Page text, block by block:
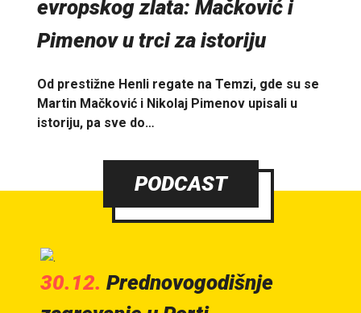
evropskog zlata: Mačković i
Pimenov u trci za istoriju
Od prestižne Henli regate na Temzi, gde su se
Martin Mačković i Nikolaj Pimenov upisali u
istoriju, pa sve do…
PODCAST
30.12. Prednovogodišnje